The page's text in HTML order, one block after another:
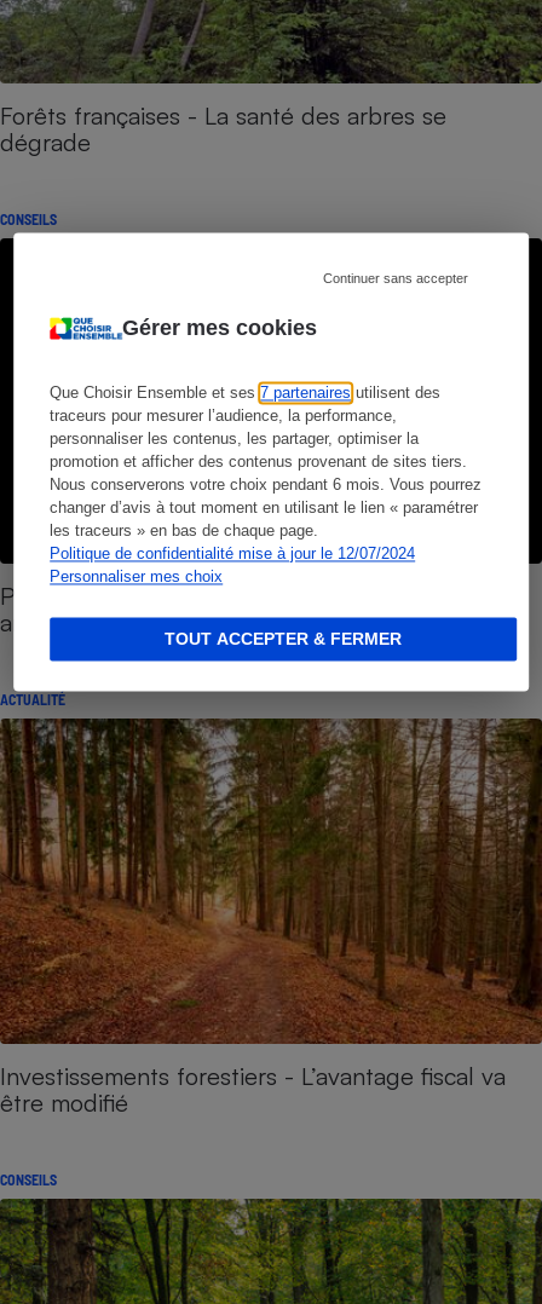
Gérer mes cookies
Que Choisir Ensemble et ses7 partenaires utilisent des
traceurs pour mesurer l’audience, la performance,
personnaliser les contenus, les partager, optimiser la
promotion et afficher des contenus provenant de sites tiers.
Nous conserverons votre choix pendant 6 mois. Vous pourrez
changer d’avis à tout moment en utilisant le lien « paramétrer
les traceurs » en bas de chaque page.
Politique de confidentialité mise à jour le 12/07/2024
Personnaliser mes choix
Continuer sans accepter
TOUT ACCEPTER & FERMER
Forêts françaises - La santé des arbres se
dégrade
CONSEILS
Placement alternatif - Comment éviter les
arnaques
ACTUALITÉ
Investissements forestiers - L’avantage fiscal va
être modifié
CONSEILS